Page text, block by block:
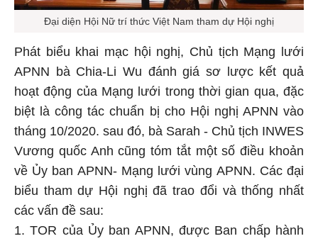
Đại diện Hội Nữ trí thức Việt Nam tham dự Hội nghị
Phát biểu khai mạc hội nghị, Chủ tịch Mạng lưới
APNN bà Chia-Li Wu đánh giá sơ lược kết quả
hoạt động của Mạng lưới trong thời gian qua, đặc
biệt là công tác chuẩn bị cho Hội nghị APNN vào
tháng 10/2020. sau đó, bà Sarah - Chủ tịch INWES
Vương quốc Anh cũng tóm tắt một số điều khoản
về Ủy ban APNN- Mạng lưới vùng APNN. Các đại
biểu tham dự Hội nghị đã trao đổi và thống nhất
các vấn đề sau:
1. TOR của Ủy ban APNN, được Ban chấp hành